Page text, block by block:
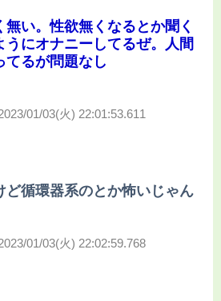
い。性欲無くなるとか聞く
うにオナニーしてるぜ。人間
てるが問題なし
01/03(火) 22:01:53.611
ど循環器系のとか怖いじゃん
01/03(火) 22:02:59.768